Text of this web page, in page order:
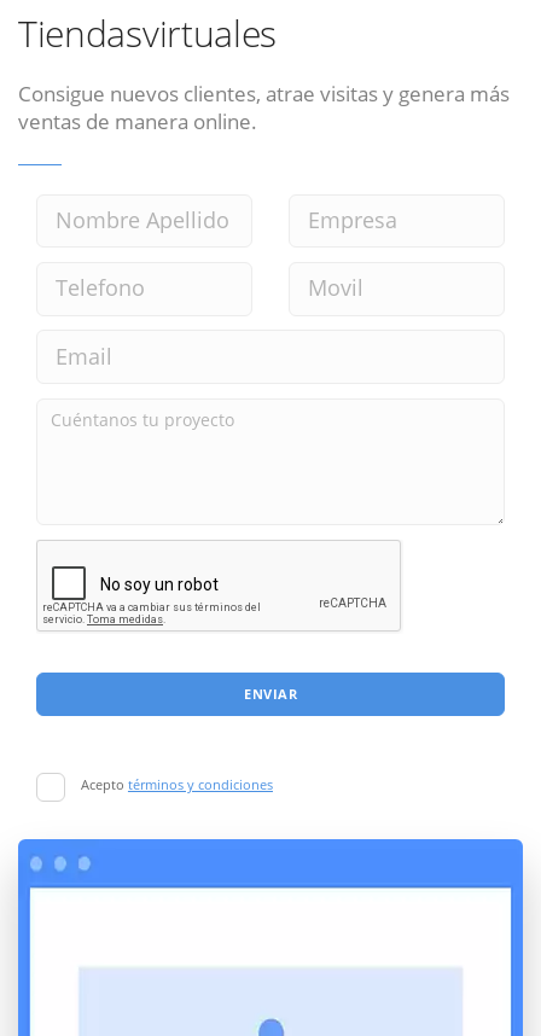
Tiendasvirtuales
Consigue nuevos clientes, atrae visitas y genera más
ventas de manera online.
ENVIAR
Acepto términos y condiciones